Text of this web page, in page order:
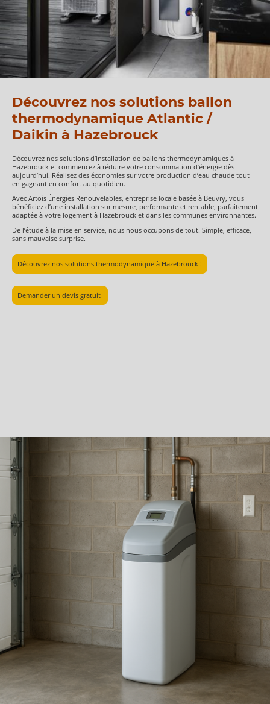
Découvrez nos solutions ballon
thermodynamique Atlantic /
Daikin à Hazebrouck
Découvrez nos solutions d’installation de ballons thermodynamiques à
Hazebrouck et commencez à réduire votre consommation d’énergie dès
aujourd’hui. Réalisez des économies sur votre production d’eau chaude tout
en gagnant en confort au quotidien.
Avec Artois Énergies Renouvelables, entreprise locale basée à Beuvry, vous
bénéficiez d’une installation sur mesure, performante et rentable, parfaitement
adaptée à votre logement à Hazebrouck et dans les communes environnantes.
De l’étude à la mise en service, nous nous occupons de tout. Simple, efficace,
sans mauvaise surprise.
Découvrez nos solutions thermodynamique à Hazebrouck !
Demander un devis gratuit